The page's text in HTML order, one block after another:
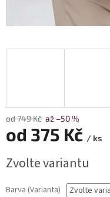
od 749 Kč až –50 %
od 375 Kč / ks
cena:
Zvolte variantu
Barva (Varianta)